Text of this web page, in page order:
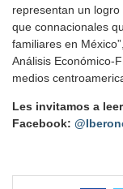
representan un
que connacionales
familiares en
Análisis Económico-
medios
Les invitamos a
Facebook: